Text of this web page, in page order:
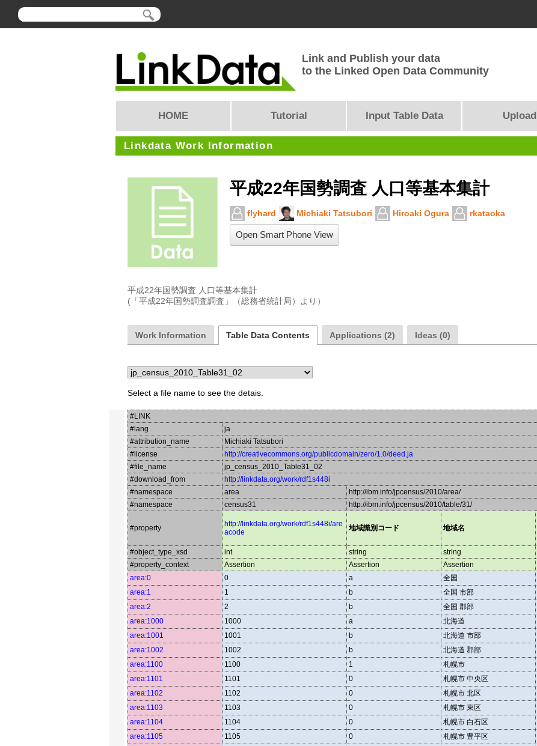
Link and Publish your data
to the Linked Open Data Community
HOME Tutorial Input Table Data Upload
Linkdata Work Information
平成22年国勢調査 人口等基本集計
flyhard Michiaki Tatsubori Hiroaki Ogura rkataoka
Open Smart Phone View
平成22年国勢調査 人口等基本集計
Work Information Table Data Contents Applications (2) Ideas (0)
Select a file name to see the detais.
#LINK
#lang
ja
#attribution_name
Michiaki Tatsubori
#license
http://creativecommons.org/publicdomain/zero/1.0/deed.ja
#file_name
jp_census_2010_Table31_02
#download_from
http://linkdata.org/work/rdf1s448i
#namespace
area
http://ibm.info/jpcensus/2010/area/
#namespace
census31 http://ibm.info/jpcensus/2010/table/31/
#property
http://linkdata.org/work/rdf1s448i/are
acode
地域識別コード 地域名
#object_type_xsd int string string
#property_context
Assertion Assertion Assertion
area:0
0 a 全国
area:1
1 b 全国 市部
area:2
2 b 全国 郡部
area:1000
1000 a 北海道
area:1001
1001 b 北海道 市部
area:1002
1002 b 北海道 郡部
area:1100
1100 1 札幌市
area:1101
1101 0 札幌市 中央区
area:1102
1102 0 札幌市 北区
area:1103
1103 0 札幌市 東区
area:1104
1104 0 札幌市 白石区
area:1105
1105 0 札幌市 豊平区